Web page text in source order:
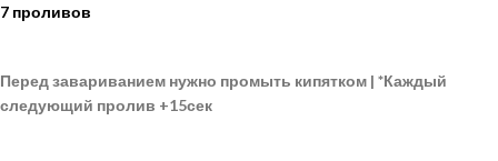
7 проливов
Перед завариванием нужно промыть кипятком | *Каждый
следующий пролив +15сек